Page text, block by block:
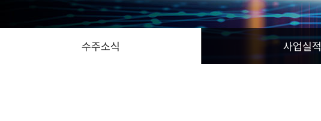
수주소식 사업실적